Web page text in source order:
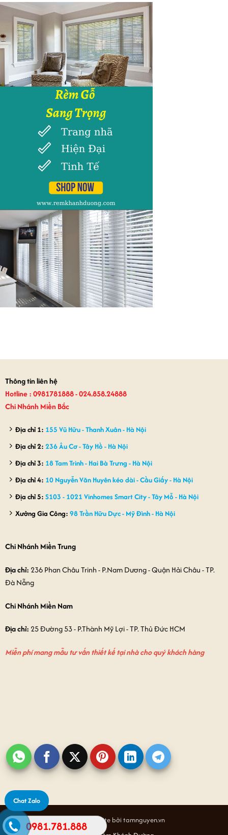
Thông tin liên hệ
Hotline : 0981781888 - 024.858.24888
Chi Nhánh Miền Bắc
Địa chỉ 1: 155 Vũ Hữu - Thanh Xuân - Hà Nội
Địa chỉ 2: 236 Âu Cơ - Tây Hồ - Hà Nội
Địa chỉ 3: 18 Tam Trinh - Hai Bà Trưng - Hà Nội
Địa chỉ 4: 10 Nguyễn Văn Huyên kéo dài - Cầu Giấy - Hà Nội
Địa chỉ 5: S103 - 1021 Vinhomes Smart City - Tây Mỗ - Hà Nội
Xưởng Gia Công: 98 Trần Hữu Dực - Mỹ Đình - Hà Nội
Chi Nhánh Miền Trung
Địa chỉ: 236 Phan Châu Trinh - P.Nam Dương - Quận Hải Châu - TP.
Đà Nẵng
Chi Nhánh Miền Nam
Địa chỉ: 25 Đường 53 - P.Thành Mỹ Lợi - TP. Thủ Đức HCM
Miễn phí mang mẫu tư vấn thiết kế tại nhà cho quý khách hàng
Thiết kế website bởi tamnguyen.vn
Chat Zalo
0981.781.888